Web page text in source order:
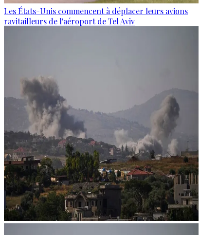
Les États-Unis commencent à déplacer leurs avions
ravitailleurs de l'aéroport de Tel Aviv